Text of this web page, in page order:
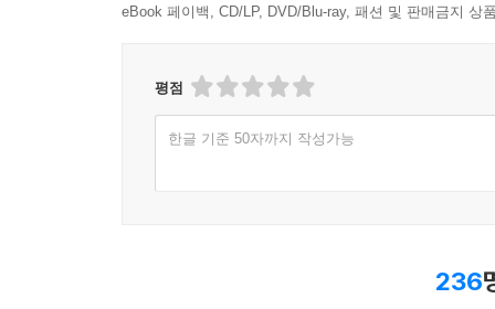
eBook 페이백, CD/LP, DVD/Blu-ray, 패션 및 판매금지 상
평점
한글 기준 50자까지 작성가능
236